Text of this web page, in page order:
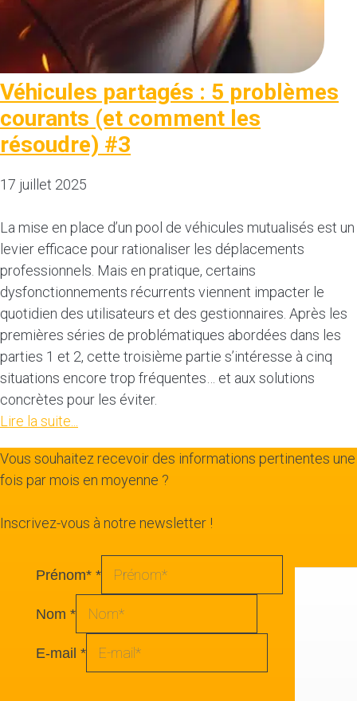
Véhicules partagés : 5 problèmes
courants (et comment les
résoudre) #3
17 juillet 2025
La mise en place d’un pool de véhicules mutualisés est un
levier efficace pour rationaliser les déplacements
professionnels. Mais en pratique, certains
dysfonctionnements récurrents viennent impacter le
quotidien des utilisateurs et des gestionnaires. Après les
premières séries de problématiques abordées dans les
parties 1 et 2, cette troisième partie s’intéresse à cinq
situations encore trop fréquentes… et aux solutions
concrètes pour les éviter.
Lire la suite...
Vous souhaitez recevoir des informations pertinentes une
fois par mois en moyenne ?
Inscrivez-vous à notre newsletter !
Prénom* *
Nom *
E-mail *